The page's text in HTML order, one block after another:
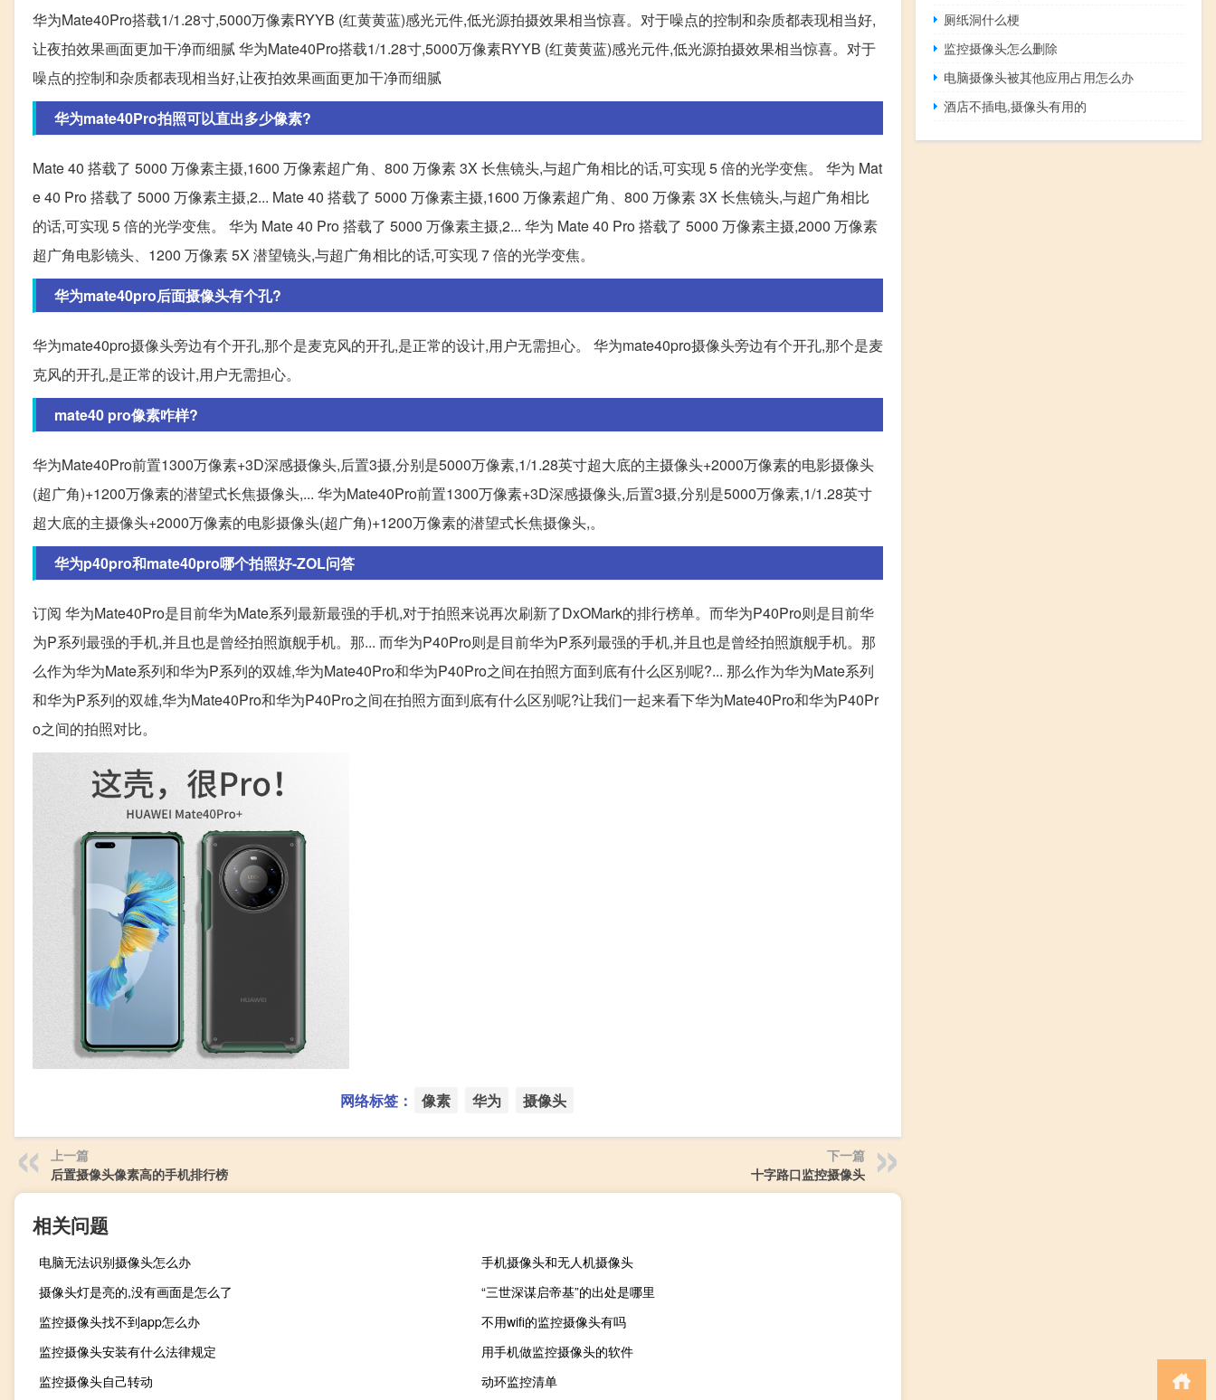
华为Mate40Pro搭载1/1.28寸,5000万像素RYYB (红黄黄蓝)感光元件,低光源拍摄效果相当惊喜。对于噪点的控制和杂质都表现相当好,
让夜拍效果画面更加干净而细腻 华为Mate40Pro搭载1/1.28寸,5000万像素RYYB (红黄黄蓝)感光元件,低光源拍摄效果相当惊喜。对于
噪点的控制和杂质都表现相当好,让夜拍效果画面更加干净而细腻
华为mate40Pro拍照可以直出多少像素?
Mate 40 搭载了 5000 万像素主摄,1600 万像素超广角、800 万像素 3X 长焦镜头,与超广角相比的话,可实现 5 倍的光学变焦。 华为 Mat
e 40 Pro 搭载了 5000 万像素主摄,2... Mate 40 搭载了 5000 万像素主摄,1600 万像素超广角、800 万像素 3X 长焦镜头,与超广角相比
的话,可实现 5 倍的光学变焦。 华为 Mate 40 Pro 搭载了 5000 万像素主摄,2... 华为 Mate 40 Pro 搭载了 5000 万像素主摄,2000 万像素
超广角电影镜头、1200 万像素 5X 潜望镜头,与超广角相比的话,可实现 7 倍的光学变焦。
华为mate40pro后面摄像头有个孔?
华为mate40pro摄像头旁边有个开孔,那个是麦克风的开孔,是正常的设计,用户无需担心。 华为mate40pro摄像头旁边有个开孔,那个是麦
克风的开孔,是正常的设计,用户无需担心。
mate40 pro像素咋样?
华为Mate40Pro前置1300万像素+3D深感摄像头,后置3摄,分别是5000万像素,1/1.28英寸超大底的主摄像头+2000万像素的电影摄像头
(超广角)+1200万像素的潜望式长焦摄像头,... 华为Mate40Pro前置1300万像素+3D深感摄像头,后置3摄,分别是5000万像素,1/1.28英寸
超大底的主摄像头+2000万像素的电影摄像头(超广角)+1200万像素的潜望式长焦摄像头,。
华为p40pro和mate40pro哪个拍照好-ZOL问答
订阅 华为Mate40Pro是目前华为Mate系列最新最强的手机,对于拍照来说再次刷新了DxOMark的排行榜单。而华为P40Pro则是目前华
为P系列最强的手机,并且也是曾经拍照旗舰手机。那... 而华为P40Pro则是目前华为P系列最强的手机,并且也是曾经拍照旗舰手机。那
么作为华为Mate系列和华为P系列的双雄,华为Mate40Pro和华为P40Pro之间在拍照方面到底有什么区别呢?... 那么作为华为Mate系列
和华为P系列的双雄,华为Mate40Pro和华为P40Pro之间在拍照方面到底有什么区别呢?让我们一起来看下华为Mate40Pro和华为P40Pr
o之间的拍照对比。
网络标签： 像素 华为 摄像头
上一篇
后置摄像头像素高的手机排行榜
下一篇
十字路口监控摄像头
相关问题
电脑无法识别摄像头怎么办
手机摄像头和无人机摄像头
摄像头灯是亮的,没有画面是怎么了
“三世深谋启帝基”的出处是哪里
监控摄像头找不到app怎么办
不用wifi的监控摄像头有吗
监控摄像头安装有什么法律规定
用手机做监控摄像头的软件
监控摄像头自己转动
动环监控清单
厕纸洞什么梗
监控摄像头怎么删除
电脑摄像头被其他应用占用怎么办
酒店不插电,摄像头有用的